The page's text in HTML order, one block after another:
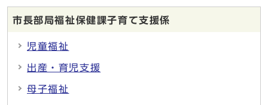
市長部局福祉保健課子育て支援係
児童福祉
出産・育児支援
母子福祉